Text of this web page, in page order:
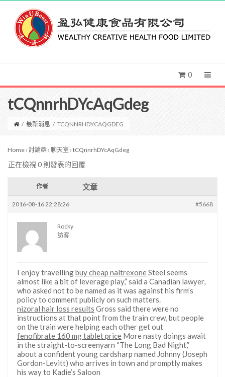
0
tCQnnrhDYcAqGdeg
/ 最新消息 / TCQNNRHDYCAQGDEG
Home › 討論群 › 聊天室 › tCQnnrhDYcAqGdeg
正在檢視 0 則發表的回覆
作者 文章
2016-08-16 22:28:26 #5668
Rocky
訪客
I enjoy travellingbuy cheap naltrexoneSteel seems
almost like a bit of leverage play,” said a Canadian lawyer,
who asked not to be named as it was against his firm’s
policy to comment publicly on such matters.
nizoral hair loss results Gross said there were no
instructions at that point from the train crew, but people
on the train were helping each other get out
fenofibrate 160 mg tablet price More nasty doings await
in the straight-to-screenyarn “The Long Bad Night,”
about a confident young cardsharp named Johnny (Joseph
Gordon-Levitt) who arrives in town and promptly makes
his way to Kadie’s Saloon